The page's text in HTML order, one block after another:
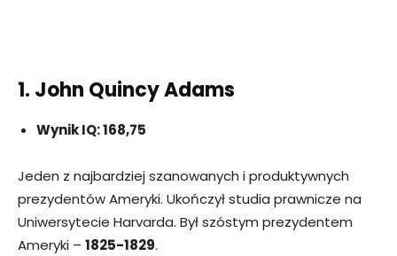
1. John Quincy Adams
Wynik IQ: 168,75
Jeden z najbardziej szanowanych i produktywnych
prezydentów Ameryki. Ukończył studia prawnicze na
Uniwersytecie Harvarda. Był szóstym prezydentem
Ameryki – 1825-1829.